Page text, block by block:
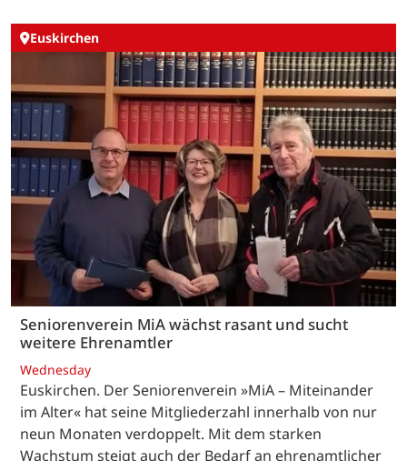
Euskirchen
Seniorenverein MiA wächst rasant und sucht
weitere Ehrenamtler
Wednesday
Euskirchen. Der Seniorenverein »MiA – Miteinander
im Alter« hat seine Mitgliederzahl innerhalb von nur
neun Monaten verdoppelt. Mit dem starken
Wachstum steigt auch der Bedarf an ehrenamtlicher